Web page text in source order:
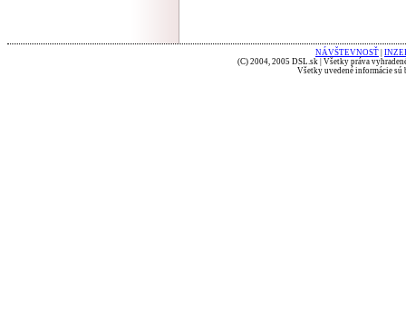
NÁVŠTEVNOSŤ
(C) 2004, 2005 DSL.sk | Všetky práva
Všetky uvedené informácie sú